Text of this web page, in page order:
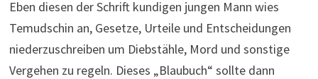
Eben diesen der Schrift kundigen jungen Mann wies
Temudschin an, Gesetze, Urteile und Entscheidungen
niederzuschreiben um Diebstähle, Mord und sonstige
Vergehen zu regeln. Dieses „Blaubuch“ sollte dann